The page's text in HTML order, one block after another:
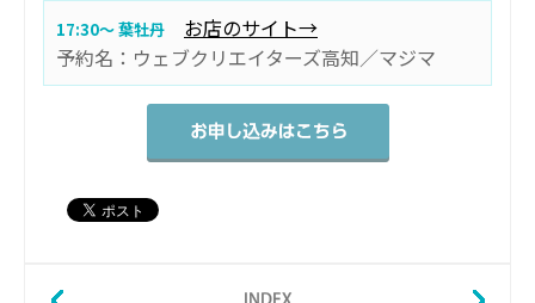
17:30〜 葉牡丹
お店のサイト→
予約名：ウェブクリエイターズ高知／マジマ